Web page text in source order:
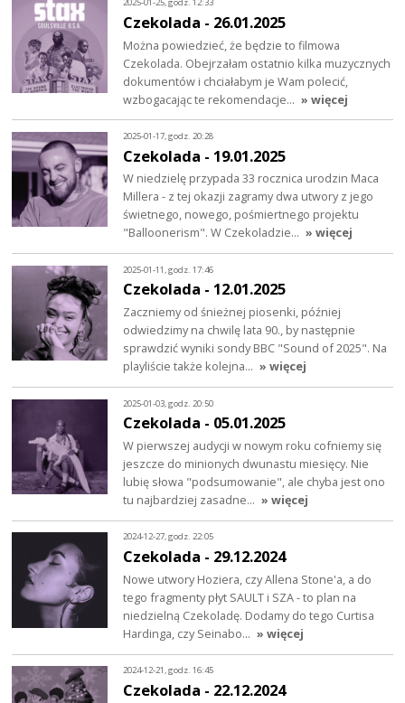
Czekolada - 26.01.2025
Można powiedzieć, że będzie to filmowa
Czekolada. Obejrzałam ostatnio kilka muzycznych
dokumentów i chciałabym je Wam polecić,
wzbogacając te rekomendacje… » więcej
2025-01-17, godz. 20:28
Czekolada - 19.01.2025
W niedzielę przypada 33 rocznica urodzin Maca
Millera - z tej okazji zagramy dwa utwory z jego
świetnego, nowego, pośmiertnego projektu
"Balloonerism". W Czekoladzie… » więcej
2025-01-11, godz. 17:46
Czekolada - 12.01.2025
Zaczniemy od śnieżnej piosenki, później
odwiedzimy na chwilę lata 90., by następnie
sprawdzić wyniki sondy BBC "Sound of 2025". Na
playliście także kolejna… » więcej
2025-01-03, godz. 20:50
Czekolada - 05.01.2025
W pierwszej audycji w nowym roku cofniemy się
jeszcze do minionych dwunastu miesięcy. Nie
lubię słowa "podsumowanie", ale chyba jest ono
tu najbardziej zasadne… » więcej
2024-12-27, godz. 22:05
Czekolada - 29.12.2024
Nowe utwory Hoziera, czy Allena Stone'a, a do
tego fragmenty płyt SAULT i SZA - to plan na
niedzielną Czekoladę. Dodamy do tego Curtisa
Hardinga, czy Seinabo… » więcej
2024-12-21, godz. 16:45
Czekolada - 22.12.2024